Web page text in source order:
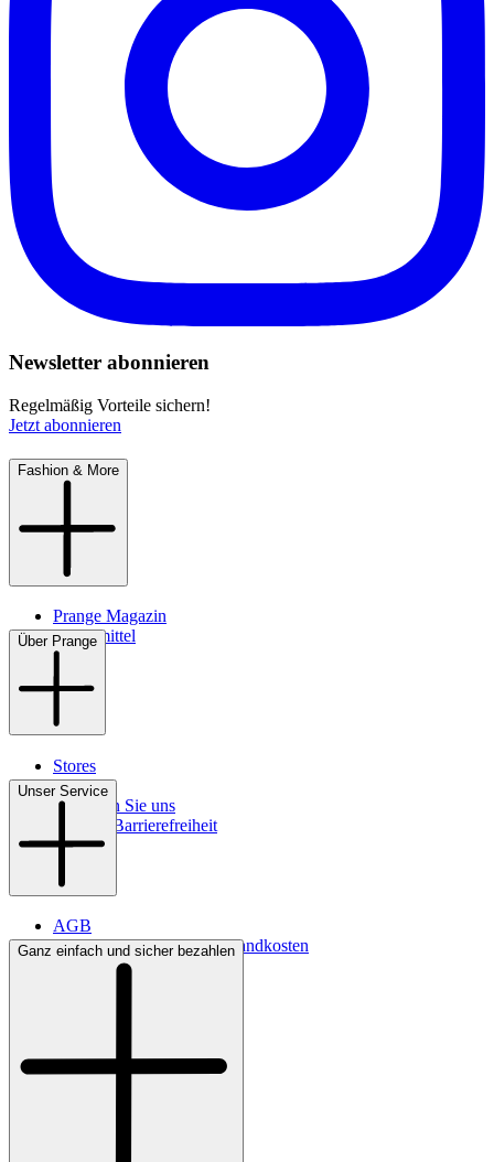
Newsletter abonnieren
Regelmäßig Vorteile sichern!
Jetzt abonnieren
Fashion & More
Prange Magazin
Pflegemittel
Über Prange
Stores
Kontakt
So finden Sie uns
Digitale Barrierefreiheit
Unser Service
AGB
Lieferbedingungen & Versandkosten
Bezahlung
Ganz einfach und sicher bezahlen